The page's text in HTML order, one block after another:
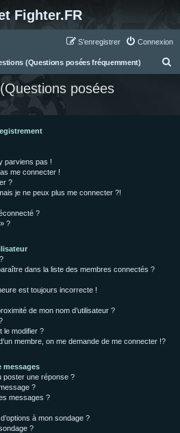
Fighter.FR
Connexion
S’enregistrer
(Questions posées fréquemment)
posées
parviens pas !
me connecter !
?
je ne peux plus me connecter ?!
?
?
dans la liste des membres connectés ?
est toujours incorrecte !
de mon nom d’utilisateur ?
le modifier ?
membre, on me demande de me connecter !?
messages
poster une réponse ?
?
messages ?
à mon sondage ?
?